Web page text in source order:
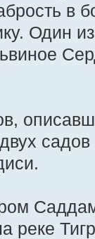
в
Один
реке